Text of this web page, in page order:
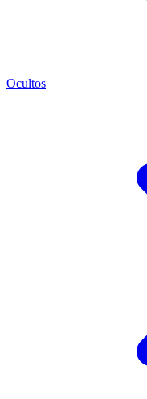
Ocultos